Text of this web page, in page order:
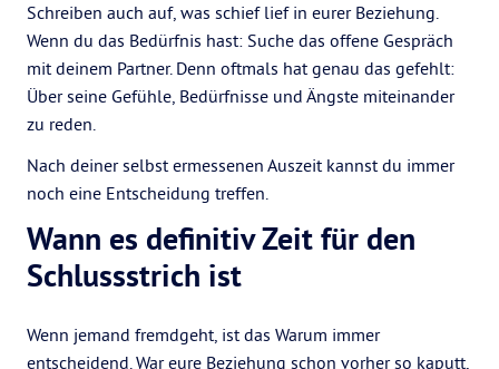
Schreiben auch auf, was schief lief in eurer Beziehung.
Wenn du das Bedürfnis hast: Suche das offene Gespräch
mit deinem Partner. Denn oftmals hat genau das gefehlt:
Über seine Gefühle, Bedürfnisse und Ängste miteinander
zu reden.
Nach deiner selbst ermessenen Auszeit kannst du immer
noch eine Entscheidung treffen.
Wann es definitiv Zeit für den
Schlussstrich ist
Wenn jemand fremdgeht, ist das Warum immer
entscheidend. War eure Beziehung schon vorher so kaputt,